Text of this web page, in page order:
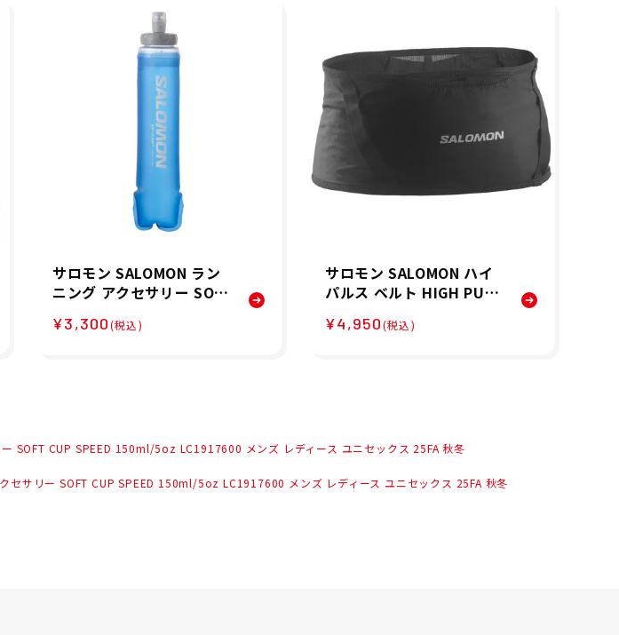
サロモン SALOMON ラン
ニング アクセサリー SOF
LC1916000 メンズ レディ
¥3,300(税込)
サロモン SALOMON ハイ
パルス ベルト HIGH PULS
ストポーチ LC2180300 2
¥4,950(税込)
SOFT CUP SPEED 150ml/5oz LC1917600 メンズ レディース ユニセックス 25FA 秋冬
セサリー SOFT CUP SPEED 150ml/5oz LC1917600 メンズ レディース ユニセックス 25FA 秋冬